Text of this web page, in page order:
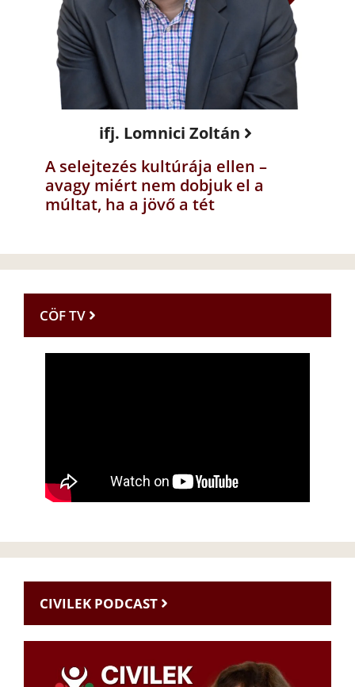
ifj. Lomnici Zoltán
A selejtezés kultúrája ellen –
avagy miért nem dobjuk el a
múltat, ha a jövő a tét
CÖF TV
CIVILEK PODCAST